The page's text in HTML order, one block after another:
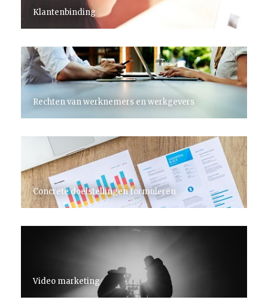
Klantenbinding
Rechten van werknemers en werkgevers
Concrete doelstellingen formuleren
Video marketing